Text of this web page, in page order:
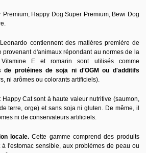
Happy Dog Super Premium, Bewi Dog
contiennent des matières première de
provenant d'animaux répondant au normes de la
Vitamine E et romarin sont utilisés comme
de protéines de soja ni d'OGM ou d'additifs
ni arômes ou colorants artificiels).
Cat sont à haute valeur nutritive (saumon,
terre, orge) et sans soja ni gluten. De même, il
ni de conservateurs artificiels.
locale. Cette gamme comprend des produits
l'estomac sensible, aux problèmes de peau ou